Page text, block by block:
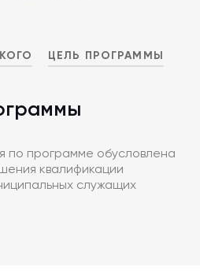
ЦЕЛЬ ПРОГРАММЫ
по программе обусловлена
квалификации
служащих